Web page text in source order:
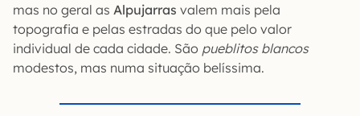
mas no geral as Alpujarras valem mais pela
topografia e pelas estradas do que pelo valor
individual de cada cidade. São pueblitos blancos
modestos, mas numa situação belíssima.